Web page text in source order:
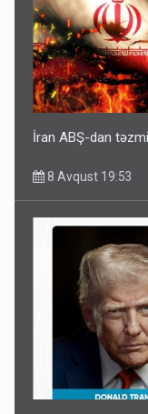
İran ABŞ-dan
8 Avqust 19:53